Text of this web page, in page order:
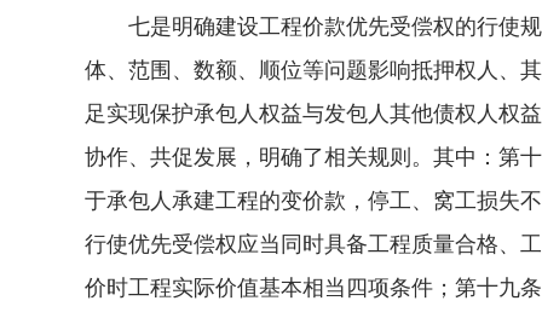
七是明确建设工程价款优先受偿权的行使规
体、范围、数额、顺位等问题影响抵押权人、
足实现保护承包人权益与发包人其他债权人权
协作、共促发展，明确了相关规则。其中：第
于承包人承建工程的变价款，停工、窝工损失
行使优先受偿权应当同时具备工程质量合格、
价时工程实际价值基本相当四项条件；第十九